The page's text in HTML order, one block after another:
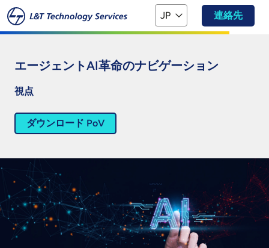
本文へスキップ
JP 連絡先
エージェントAI革命のナビゲーション
視点
ダウンロード PoV